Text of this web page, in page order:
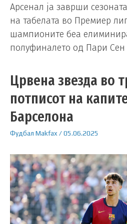
Арсенал ја заврши
на табелата во Премиер
шампионите беа
полуфиналето од Пари
Црвена звезда во
потписот на
Барселона
Фудбал Makfax /05.06.2025